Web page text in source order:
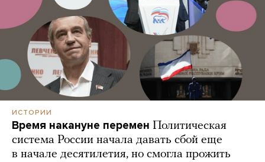
ИСТОРИИ
Время накануне перемен Политическая
система России начала давать сбой еще
в начале десятилетия, но смогла прожить